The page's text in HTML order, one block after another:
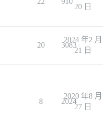
20 日
20 3083
2024 年2 月
21 日
8 2024
2020 年8 月
27 日